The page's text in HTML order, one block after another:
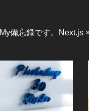
My備忘録です。Next.js